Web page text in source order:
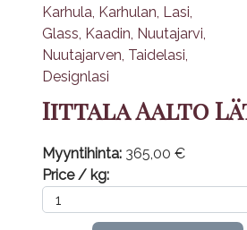
Iittala Aalto
Myyntihinta: 365,00 €
Price / kg: